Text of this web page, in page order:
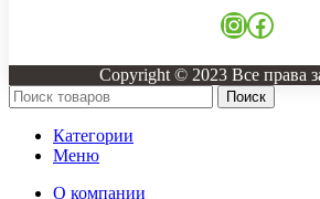
Copyright © 2023 Все права
Поиск
Категории
Меню
О компании